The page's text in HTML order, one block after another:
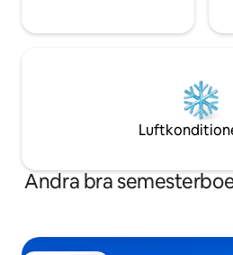
Andra bra